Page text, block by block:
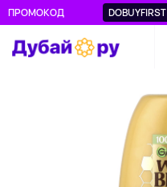
ПРОМОКОД DOBUYFIRST